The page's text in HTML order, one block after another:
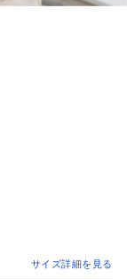
サイズ詳細を見る